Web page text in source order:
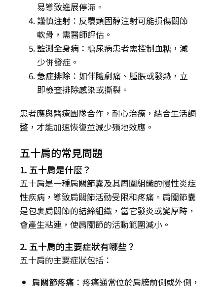
易導致進展停滯。
謹慎注射 ：反覆類固醇注射可能損傷關節
軟骨，需醫師評估。
監測全身病 ：糖尿病患者需控制血糖，減
少併發症。
急症排除 ：如伴隨劇痛、腫脹或發熱，立
即檢查排除感染或撕裂。
患者應與醫療團隊合作，耐心治療，結合生活調
整，才能加速恢復並減少殞地效應。
五十肩的常見問題
1. 五十肩是什麼？
五十肩是一種肩關節囊及其周圍組織的慢性炎症
性疾病，導致肩關節活動受限和疼痛。肩關節囊
是包裹肩關節的結締組織，當它發炎或變厚時，
會產生粘連，使肩關節的活動範圍減小。
2. 五十肩的主要症狀有哪些？
五十肩的主要症狀包括：
肩關節疼痛 ：疼痛通常位於肩膀前側或外側，